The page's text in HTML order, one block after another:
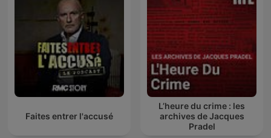
Faites entrer l'accusé
L’heure du crime : les
archives de Jacques
Pradel